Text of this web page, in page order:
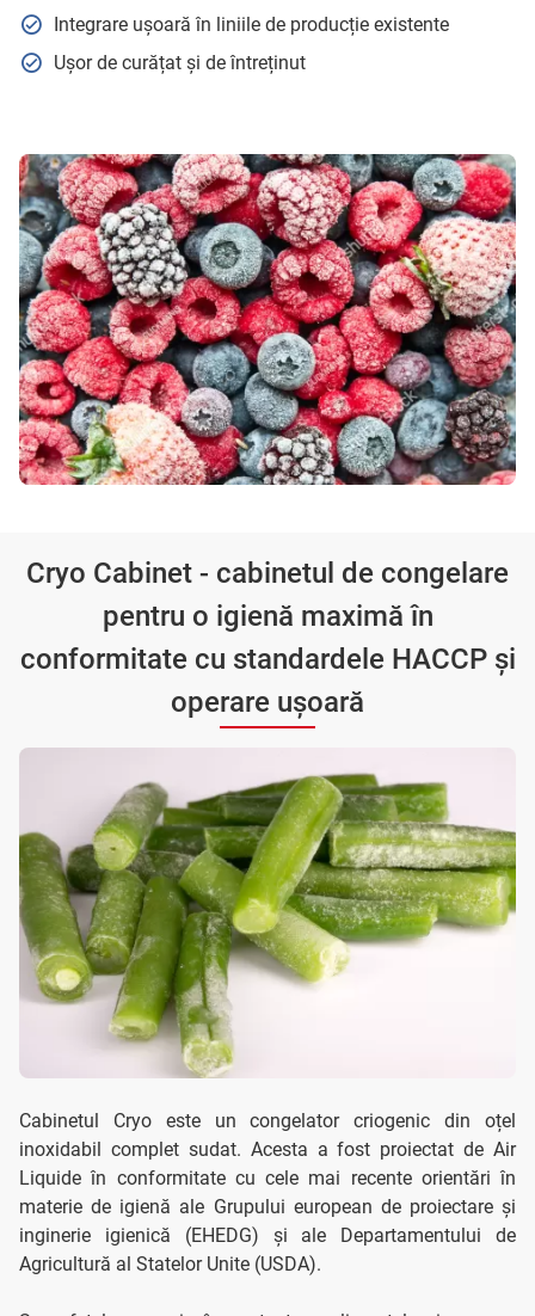
Integrare ușoară în liniile de producție existente
Ușor de curățat și de întreținut
Cryo Cabinet - cabinetul de congelare
pentru o igienă maximă în
conformitate cu standardele HACCP și
operare ușoară
Cabinetul Cryo este un congelator criogenic din oțel
inoxidabil complet sudat. Acesta a fost proiectat de Air
Liquide în conformitate cu cele mai recente orientări în
materie de igienă ale Grupului european de proiectare și
inginerie igienică (EHEDG) și ale Departamentului de
Agricultură al Statelor Unite (USDA).